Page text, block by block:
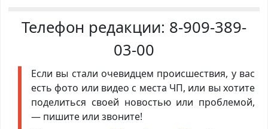
Телефон редакции: 8-909-389-
03-00
Если вы стали очевидцем происшествия, у вас
есть фото или видео с места ЧП, или вы хотите
поделиться своей новостью или проблемой,
— пишите или звоните!